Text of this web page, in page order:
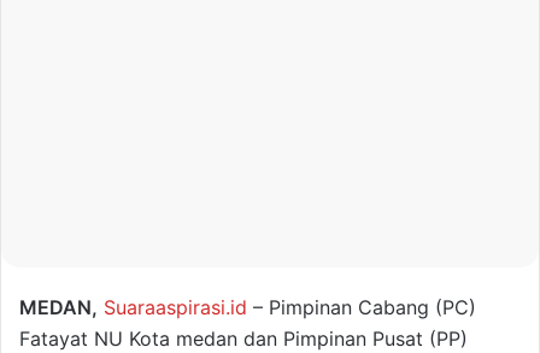
MEDAN, Suaraaspirasi.id – Pimpinan Cabang (PC)
Fatayat NU Kota medan dan Pimpinan Pusat (PP)